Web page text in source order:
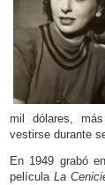
mil dólares,
vestirse durante
En 1949 grabó
película La